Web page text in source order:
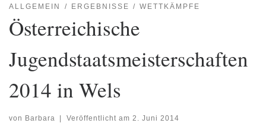
ALLGEMEIN ERGEBNISSE WETTKÄMPFE
Österreichische
Jugendstaatsmeisterschaften
2014 in Wels
von Barbara Veröffentlicht am 2. Juni 2014